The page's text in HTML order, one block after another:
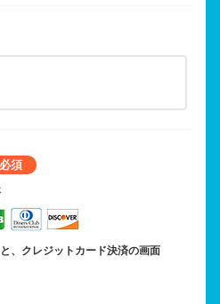
、クレジットカード決済の画面